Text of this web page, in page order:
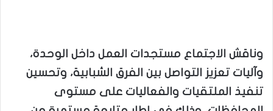
وناقش الاجتماع مستجدات العمل داخل الوحدة،
وآليات تعزيز التواصل بين الفرق الشبابية، وتحسين
تنفيذ الملتقيات والفعاليات على مستوى